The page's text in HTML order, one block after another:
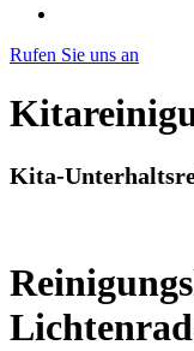
Rufen Sie uns an
Kita-